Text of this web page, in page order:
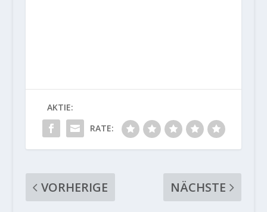
AKTIE:
RATE:
VORHERIGE
NÄCHSTE